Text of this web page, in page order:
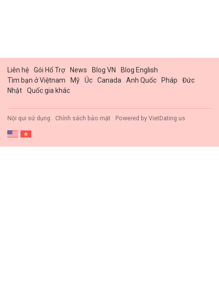
Liên hệ Gói Hổ Trợ News Blog VN
Blog English
Tìm bạn ở Việtnam
Mỹ Úc Canada Anh Quốc Pháp
Đức
Nhật
Quốc gia khác
Nội qui sử dụng Chính sách bảo mật Powered by VietDating.us